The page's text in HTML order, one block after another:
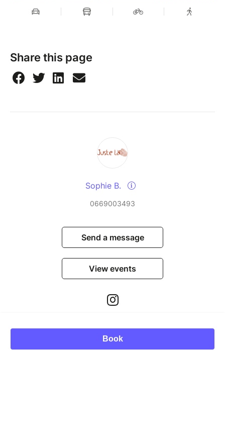
Share this page
Sophie B.
0669003493
Send a message
View events
Book